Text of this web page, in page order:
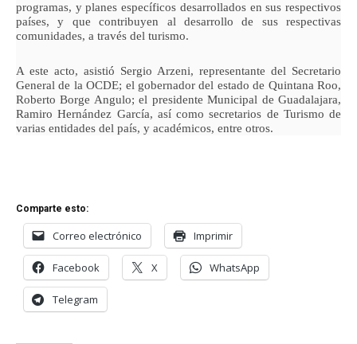
programas, y planes específicos desarrollados en sus respectivos
países, y que contribuyen al desarrollo de sus respectivas
comunidades, a través del turismo.
A este acto, asistió Sergio Arzeni, representante del Secretario
General de la OCDE; el gobernador del estado de Quintana Roo,
Roberto Borge Angulo; el presidente Municipal de Guadalajara,
Ramiro Hernández García, así como secretarios de Turismo de
varias entidades del país, y académicos, entre otros.
Comparte esto:
Correo electrónico Imprimir
Facebook X WhatsApp
Telegram